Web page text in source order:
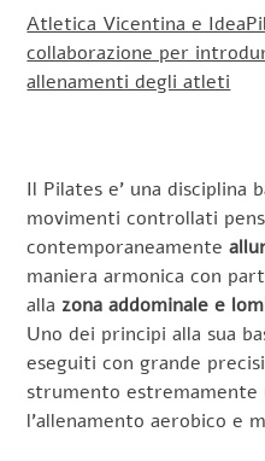
Atletica Vicentina e
collaborazione per
allenamenti degli atleti
Il Pilates e’ una disciplina
movimenti controllati
contemporaneamente
maniera armonica con
alla zona addominale e
Uno dei principi alla sua
eseguiti con grande
strumento
l’allenamento aerobico e